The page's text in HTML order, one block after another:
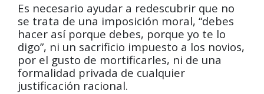
Es necesario ayudar a redescubrir que no
se trata de una imposición moral, “debes
hacer así porque debes, porque yo te lo
digo”, ni un sacrificio impuesto a los novios,
por el gusto de mortificarles, ni de una
formalidad privada de cualquier
justificación racional.